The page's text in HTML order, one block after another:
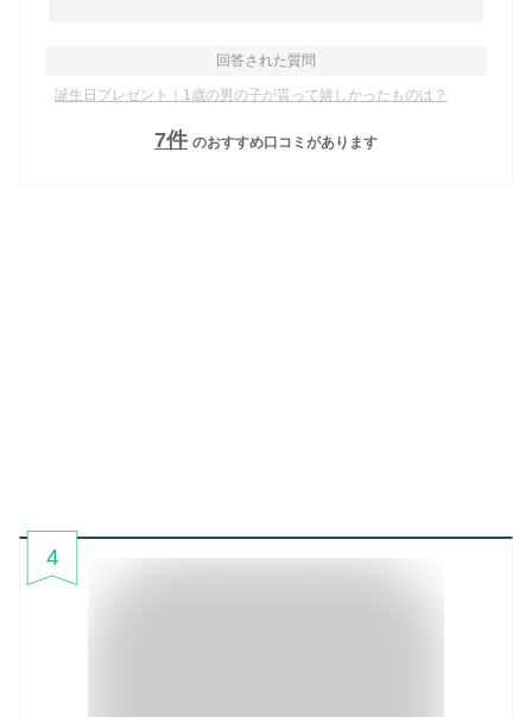
回答された質問
誕生日プレゼント｜1歳の男の子が貰って嬉しかったものは？
7件 のおすすめ口コミがあります
4